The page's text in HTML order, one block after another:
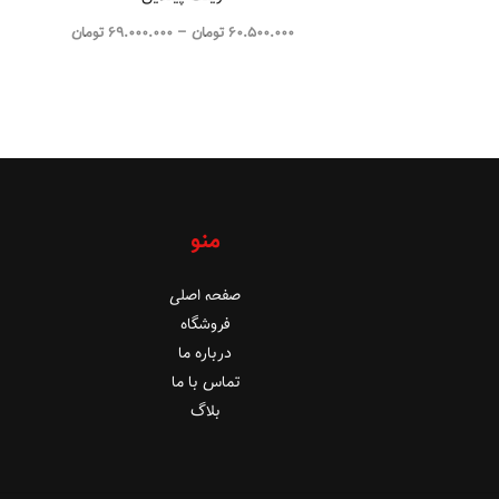
60.500.000 تومان –
69.000.000 تومان
منو
صفحه اصلی
فروشگاه
درباره ما
تماس با ما
بلاگ